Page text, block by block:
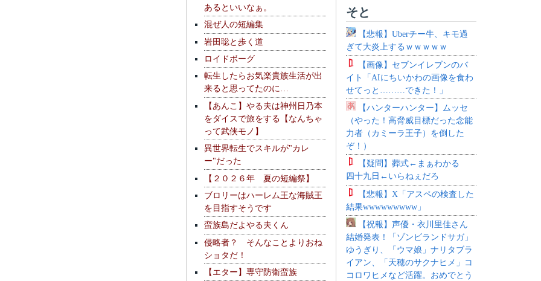
あるといいなぁ。
混ぜ人の短編集
岩田聡と歩く道
ロイドボーグ
転生したらお気楽貴族生活が出
来ると思ってたのに…
【あんこ】やる夫は神州日乃本
をダイスで旅をする【なんちゃ
って武侠モノ】
異世界転生でスキルが"カレ
ー"だった
【２０２６年 夏の短編祭】
ブロリーはハーレム王な海賊王
を目指すそうです
蛮族島だよやる夫くん
侵略者？ そんなことよりおね
ショタだ！
【エター】専守防衛蛮族
そと
【悲報】Uberチー牛、キモ過
ぎて大炎上するｗｗｗｗｗ
【画像】セブンイレブンのバ
イト「AIにちいかわの画像を食わ
せてっと………できた！」
【ハンターハンター】ムッセ
（やった！高脅威目標だった念能
力者（カミーラ王子）を倒した
ぞ！）
【疑問】葬式←まぁわかる
四十九日←いらねぇだろ
【悲報】X「アスペの検査した
結果wwwwwwwww」
【祝報】声優・衣川里佳さん
結婚発表！「ゾンビランドサガ」
ゆうぎり、「ウマ娘」ナリタブラ
イアン、「天穂のサクナヒメ」コ
コロワヒメなど活躍。おめでとう